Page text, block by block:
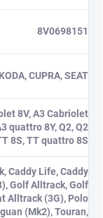
8V0698151
CUPRA, SEAT
8V, A3 Cabriolet
quattro 8Y, Q2, Q2
8S, TT quattro 8S
Caddy Life, Caddy
Golf Alltrack, Golf
Alltrack (3G), Polo
(Mk2), Touran,